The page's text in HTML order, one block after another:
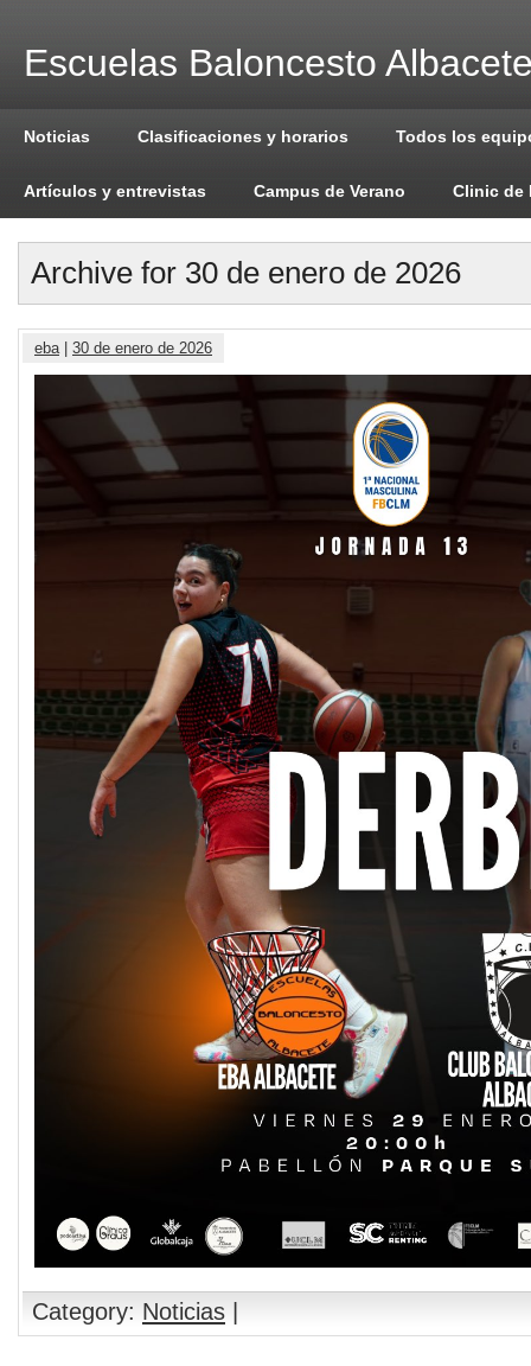
Escuelas Baloncesto
Noticias Clasificaciones y horarios Todos los
Artículos y entrevistas Campus de Verano Clinic de
Archive for 30 de enero de 2026
eba| 30 de enero de 2026
Category: Noticias |